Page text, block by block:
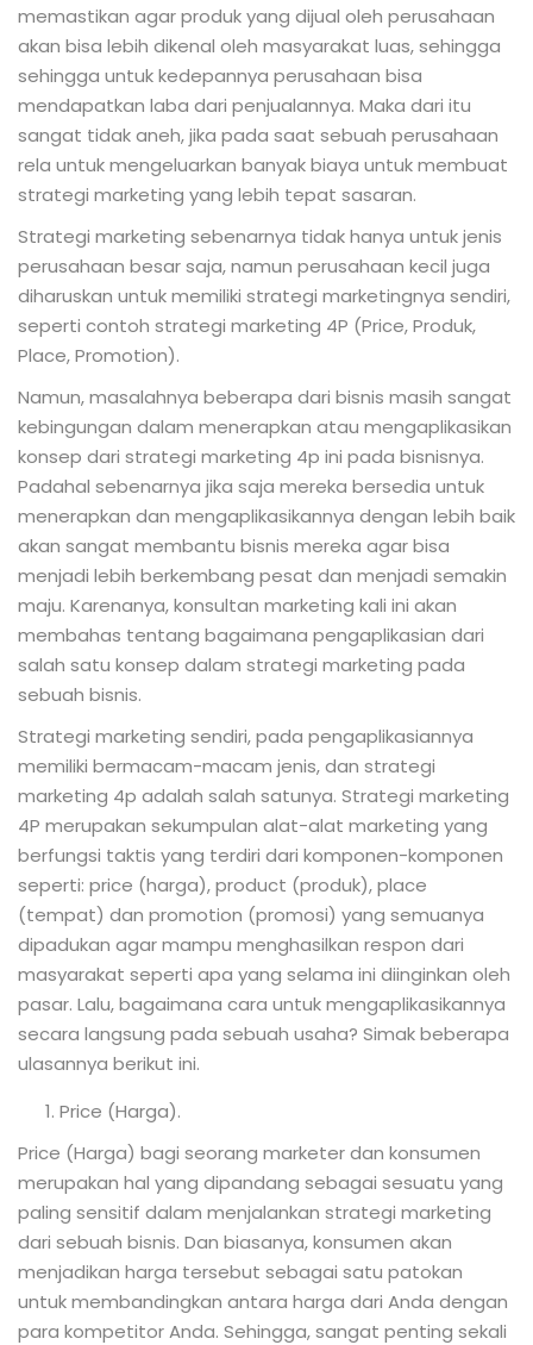
memastikan agar produk yang dijual oleh perusahaan
akan bisa lebih dikenal oleh masyarakat luas, sehingga
sehingga untuk kedepannya perusahaan bisa
mendapatkan laba dari penjualannya. Maka dari itu
sangat tidak aneh, jika pada saat sebuah perusahaan
rela untuk mengeluarkan banyak biaya untuk membuat
strategi marketing yang lebih tepat sasaran.
Strategi marketing sebenarnya tidak hanya untuk jenis
perusahaan besar saja, namun perusahaan kecil juga
diharuskan untuk memiliki strategi marketingnya sendiri,
seperti contoh strategi marketing 4P (Price, Produk,
Place, Promotion).
Namun, masalahnya beberapa dari bisnis masih sangat
kebingungan dalam menerapkan atau mengaplikasikan
konsep dari strategi marketing 4p ini pada bisnisnya.
Padahal sebenarnya jika saja mereka bersedia untuk
menerapkan dan mengaplikasikannya dengan lebih baik
akan sangat membantu bisnis mereka agar bisa
menjadi lebih berkembang pesat dan menjadi semakin
maju. Karenanya, konsultan marketing kali ini akan
membahas tentang bagaimana pengaplikasian dari
salah satu konsep dalam strategi marketing pada
sebuah bisnis.
Strategi marketing sendiri, pada pengaplikasiannya
memiliki bermacam-macam jenis, dan strategi
marketing 4p adalah salah satunya. Strategi marketing
4P merupakan sekumpulan alat-alat marketing yang
berfungsi taktis yang terdiri dari komponen-komponen
seperti: price (harga), product (produk), place
(tempat) dan promotion (promosi) yang semuanya
dipadukan agar mampu menghasilkan respon dari
masyarakat seperti apa yang selama ini diinginkan oleh
pasar. Lalu, bagaimana cara untuk mengaplikasikannya
secara langsung pada sebuah usaha? Simak beberapa
ulasannya berikut ini.
1. Price (Harga).
Price (Harga) bagi seorang marketer dan konsumen
merupakan hal yang dipandang sebagai sesuatu yang
paling sensitif dalam menjalankan strategi marketing
dari sebuah bisnis. Dan biasanya, konsumen akan
menjadikan harga tersebut sebagai satu patokan
untuk membandingkan antara harga dari Anda dengan
para kompetitor Anda. Sehingga, sangat penting sekali